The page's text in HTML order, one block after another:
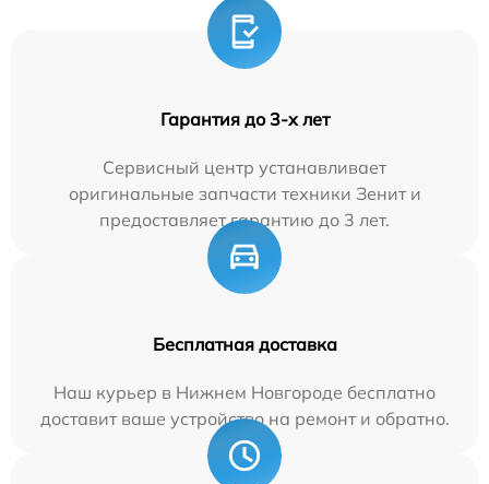
Гарантия до 3-х лет
Сервисный центр устанавливает
оригинальные запчасти техники Зенит и
предоставляет гарантию до 3 лет.
Бесплатная доставка
Наш курьер в Нижнем Новгороде бесплатно
доставит ваше устройство на ремонт и обратно.